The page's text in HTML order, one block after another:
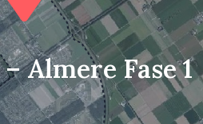
Almere Fase 1